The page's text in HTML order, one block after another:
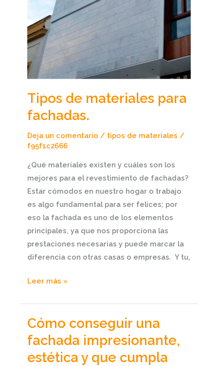
Tipos de materiales para
fachadas.
Deja un comentario / tipos de materiales /
f95f1c2666
¿Qué materiales existen y cuáles son los
mejores para el revestimiento de fachadas?
Estar cómodos en nuestro hogar o trabajo
es algo fundamental para ser felices; por
eso la fachada es uno de los elementos
principales, ya que nos proporciona las
prestaciones necesarias y puede marcar la
diferencia con otras casas o empresas. Y tu,
Leer más »
Cómo conseguir una
fachada impresionante,
estética y que cumpla
Cómo
conseguir
una
fachada